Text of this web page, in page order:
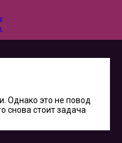
Однако это не повод
снова стоит задача